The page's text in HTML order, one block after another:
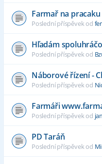
Farmař na pracaku
Poslední příspěvek od
Hľadám
Poslední příspěvek od
Náborové řízení -
Poslední příspěvek od
Farmáři
Poslední příspěvek od
PD Taráň
Poslední příspěvek od